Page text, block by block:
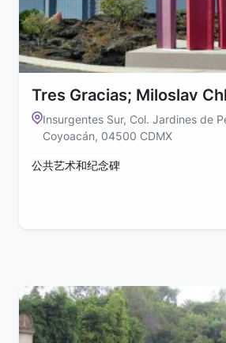
Tres Gracias; Miloslav
Insurgentes Sur, Col. Jardines de
Coyoacán, 04500 CDMX
公共艺术和纪念碑